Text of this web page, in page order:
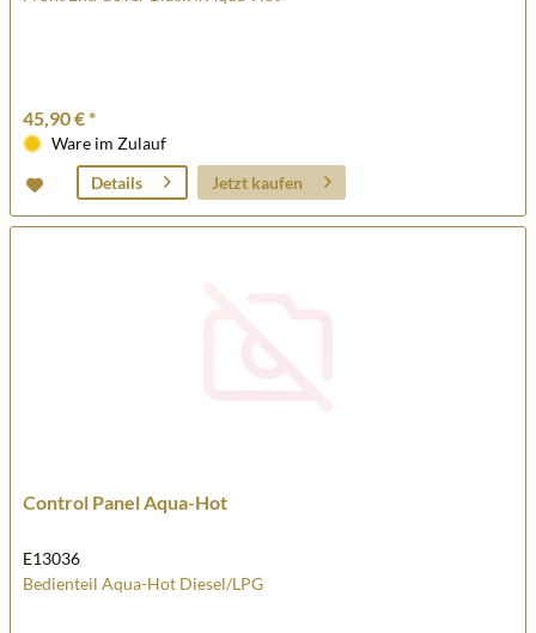
45,90 € *
Ware im Zulauf
Details
Jetzt kaufen
Control Panel Aqua-Hot
E13036
Bedienteil Aqua-Hot Diesel/LPG